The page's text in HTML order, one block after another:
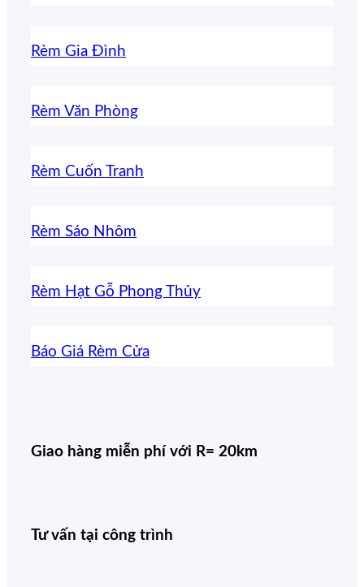
Rèm Gia Đình
Rèm Văn Phòng
Rèm Cuốn Tranh
Rèm Sáo Nhôm
Rèm Hạt Gỗ Phong Thủy
Báo Giá Rèm Cửa
Giao hàng miễn phí với R= 20km
Tư vấn tại công trình